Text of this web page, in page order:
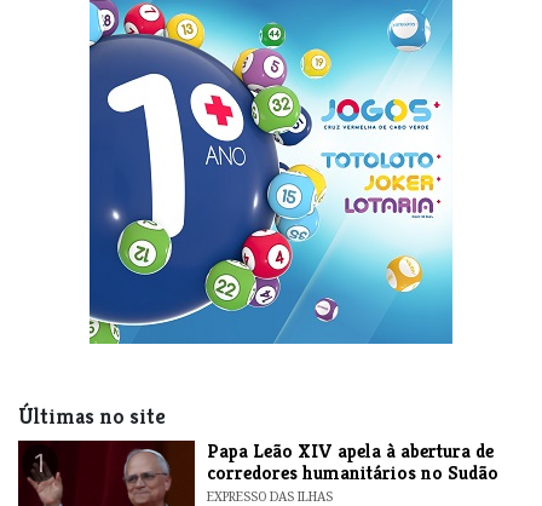
Últimas no site
1
​Papa Leão XIV apela à abertura de
corredores humanitários no Sudão
EXPRESSO DAS ILHAS